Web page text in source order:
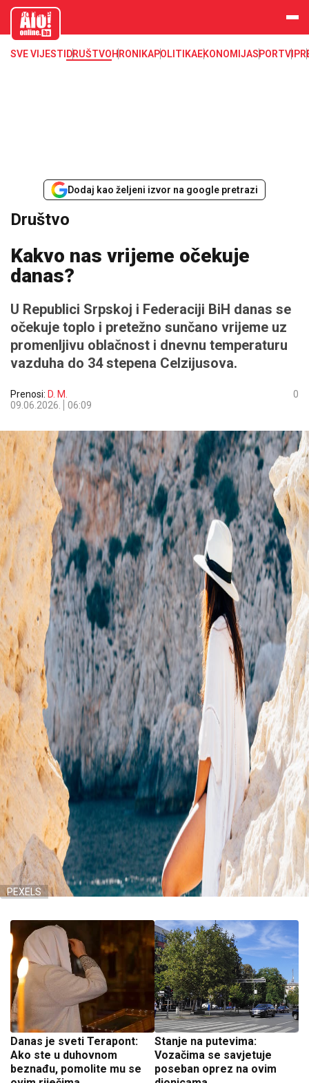
aloonline.b
SVE VIJESTI DRUŠTVOHRONIKAPOLITIKAEKONOMIJASPORTVIP
Dodaj kao željeni izvor na google pretrazi
Društvo
Kakvo nas vrijeme očekuje
danas?
U Republici Srpskoj i Federaciji BiH danas se
očekuje toplo i pretežno sunčano vrijeme uz
promenljivu oblačnost i dnevnu temperaturu
vazduha do 34 stepena Celzijusova.
Prenosi: D. M.
09.06.2026.
06:09
0
PEXELS
Danas je sveti Terapont:
Ako ste u duhovnom
beznađu, pomolite mu se
Stanje na putevima:
Vozačima se savjetuje
poseban oprez na ovim